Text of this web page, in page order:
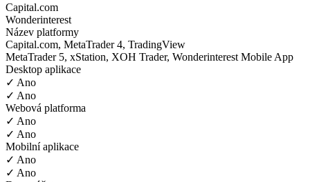
Capital.com
Wonderinterest
Název platformy
Capital.com, MetaTrader 4, TradingView
MetaTrader 5, xStation, XOH Trader, Wonderinterest Mobile App
Desktop aplikace
✓ Ano
✓ Ano
Webová platforma
✓ Ano
✓ Ano
Mobilní aplikace
✓ Ano
✓ Ano